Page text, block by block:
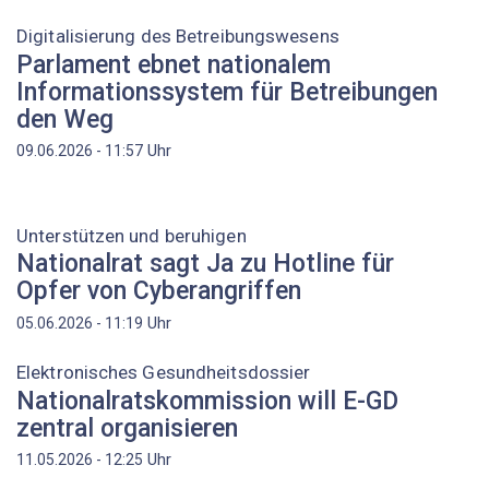
Digitalisierung des Betreibungswesens
Parlament ebnet nationalem
Informationssystem für Betreibungen
den Weg
09.06.2026 - 11:57 Uhr
Unterstützen und beruhigen
Nationalrat sagt Ja zu Hotline für
Opfer von Cyberangriffen
05.06.2026 - 11:19 Uhr
Elektronisches Gesundheitsdossier
Nationalratskommission will E-GD
zentral organisieren
11.05.2026 - 12:25 Uhr